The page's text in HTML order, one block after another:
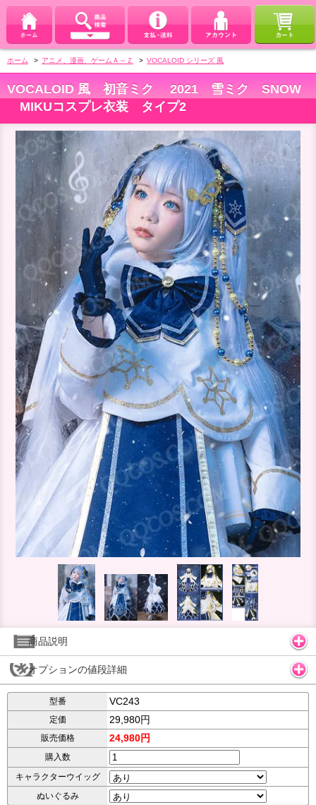
ホーム > アニメ、漫画、ゲームＡ～Ｚ > VOCALOID シリーズ 風
VOCALOID 風 初音ミク 2021 雪ミク SNOW
MIKUコスプレ衣装 タイプ2
商品説明
オプションの値段詳細
型番 VC243
定価 29,980円
販売価格 24,980円
購入数
キャラクターウイッグ
ぬいぐるみ